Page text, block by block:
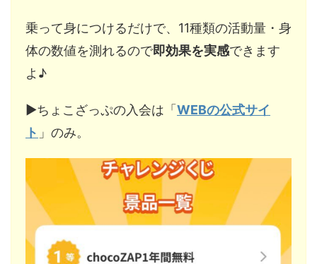
乗って身につけるだけで、11種類の活動量・身
体の数値を測れるので即効果を実感できます
よ♪
▶︎ちょこざっぷの入会は「WEBの公式サイ
ト 」のみ。